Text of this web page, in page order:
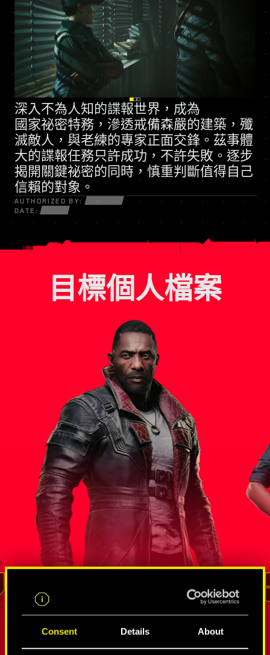
Consent Details About
深入不為人知的諜報世界，成為
國家祕密特務 ，滲透戒備森嚴的建築，殲
滅敵人，與老練的專家正面交鋒。茲事體
大的諜報任務只許成功，不許失敗。逐步
揭開關鍵祕密的同時，慎重判斷值得自己
信賴的對象。
AUTHORIZED BY:
DATE:
凡事訴諸武力的民兵組織
全新技能樹
目標個人檔案
間諜和竄網使的錯綜網絡
索羅門．
蟄伏狗命